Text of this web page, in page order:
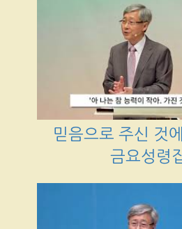
믿음으로 주신 것
금요성령